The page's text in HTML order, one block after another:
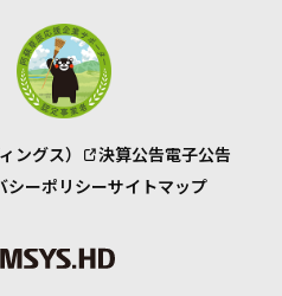
ングス） 決算公告電子公告
シーポリシーサイトマップ